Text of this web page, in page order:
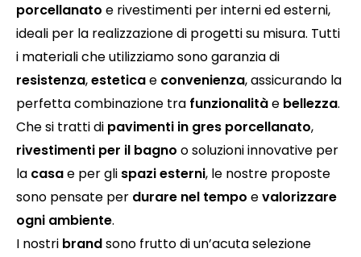
porcellanato e rivestimenti per interni ed esterni,
ideali per la realizzazione di progetti su misura. Tutti
i materiali che utilizziamo sono garanzia di
resistenza,esteticae convenienza, assicurando la
perfetta combinazione tra funzionalitàe bellezza.
Che si tratti di pavimenti in gres porcellanato,
rivestimenti per il bagno o soluzioni innovative per
la casae per gli spazi esterni, le nostre proposte
sono pensate per durare nel tempo evalorizzare
ogni ambiente.
I nostri brandsono frutto di un’acuta selezione